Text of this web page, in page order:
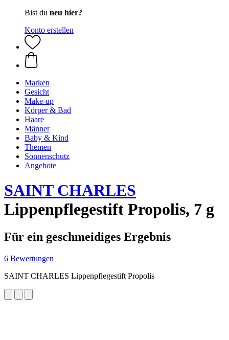
Bist du neu hier?
Konto erstellen
Marken
Gesicht
Make-up
Körper & Bad
Haare
Männer
Baby & Kind
Themen
Sonnenschutz
Angebote
SAINT CHARLES
Lippenpflegestift Propolis, 7 g
Für ein geschmeidiges Ergebnis
6 Bewertungen
SAINT CHARLES Lippenpflegestift Propolis